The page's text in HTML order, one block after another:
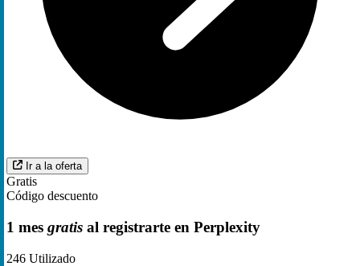
Ir a la oferta
Gratis
Código descuento
1 mes gratis al registrarte en Perplexity
246 Utilizado